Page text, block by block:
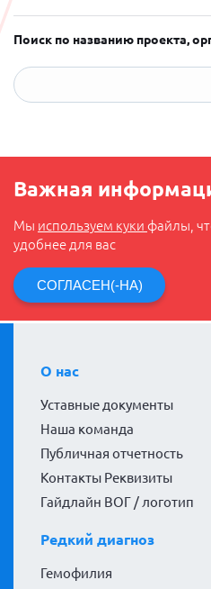
Поиск по названию проекта,
Важная
Мы используем куки файлы,
удобнее для вас
СОГЛАСЕН(-НА)
О нас
Уставные документы
Наша команда
Публичная отчетность
Контакты Реквизиты
Гайдлайн ВОГ / логотип
Редкий диагноз
Гемофилия